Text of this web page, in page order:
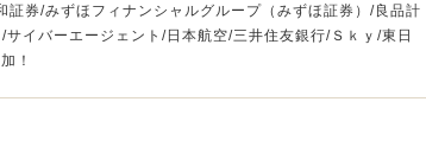
証券/みずほフィナンシャルグループ（みずほ証券）/良品計
イバーエージェント/日本航空/三井住友銀行/Ｓｋｙ/東日
！